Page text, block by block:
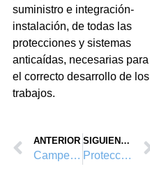
suministro e integración-
instalación, de todas las
protecciones y sistemas
anticaídas, necesarias para
el correcto desarrollo de los
trabajos.
ANTERIOR
Campeonato de España, de Técnicas de Progresión Vertical. Oct. 2010, Ibiza
SIGUIENTE
Protecciones colectivas, seguridad en obra en la Terminal 2, Aeropuerto de Valencia.